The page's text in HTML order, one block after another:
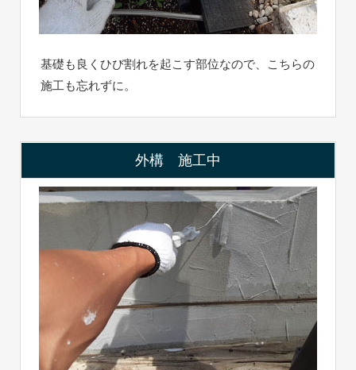
基礎も良くひび割れを起こす部位なので、こちらの
施工も忘れずに。
外構 施工中